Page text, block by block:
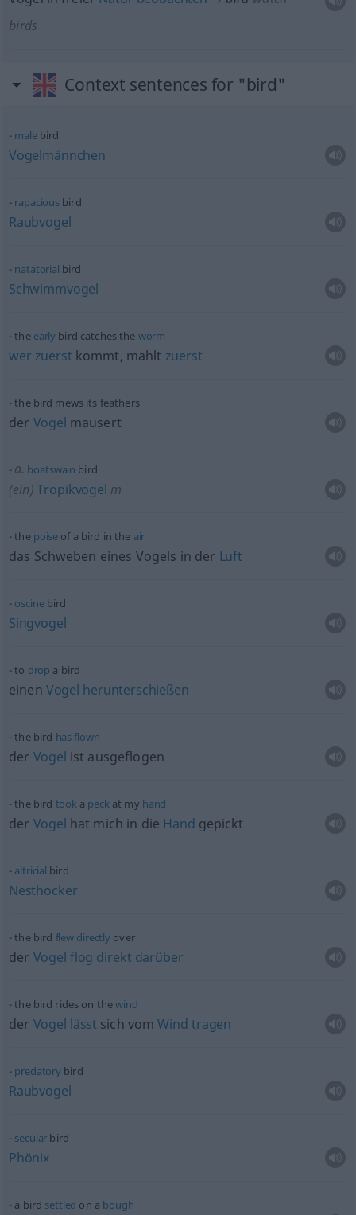
birds
Context sentences for "bird"
malebird
Vogelmännchen
rapacious bird
Raubvogel
natatorial bird
Schwimmvogel
the early bird catches the worm
wer zuerst kommt, mahlt zuerst
the bird mews its feathers
der Vogel mausert
a. boatswain bird
(ein)Tropikvogel m
the poise of a bird in the air
das Schweben eines Vogels in der Luft
oscinebird
Singvogel
to drop a bird
einen Vogel herunterschießen
the bird hasflown
der Vogel ist ausgeflogen
the bird tooka peckat my hand
der Vogel hat mich in die Hand gepickt
altricial bird
Nesthocker
the bird flew directly over
der Vogel flog direkt darüber
the bird rides on thewind
der Vogel lässt sich vomWind tragen
predatory bird
Raubvogel
secular bird
Phönix
a bird settled on a bough